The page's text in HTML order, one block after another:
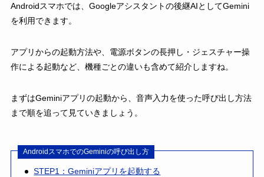
Androidスマホでは、Googleアシスタントの後継AIとしてGemini
を利用できます。
アプリからの起動方法や、電源ボタンの長押し・ジェスチャー操
作による起動など、機種ごとの違いも含めて紹介しますね。
まずはGeminiアプリの起動から、音声入力を使った呼び出し方法
まで順を追って見ていきましょう。
AndroidスマホでのGeminiの呼び出し方
STEP1：Geminiアプリを起動する